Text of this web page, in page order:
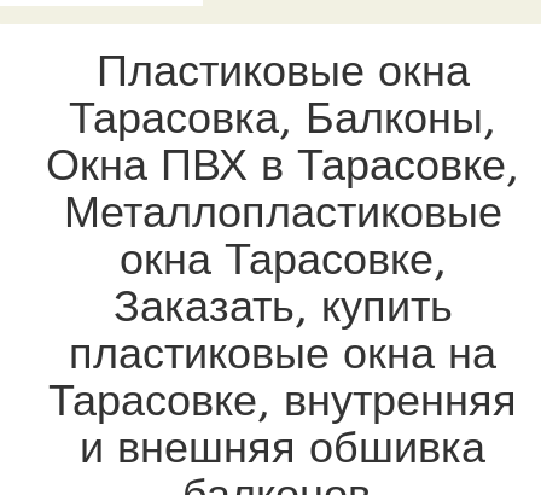
Пластиковые окна
Тарасовка, Балконы,
Окна ПВХ в Тарасовке,
Металлопластиковые
окна Тарасовке,
Заказать, купить
пластиковые окна на
Тарасовке, внутренняя
и внешняя обшивка